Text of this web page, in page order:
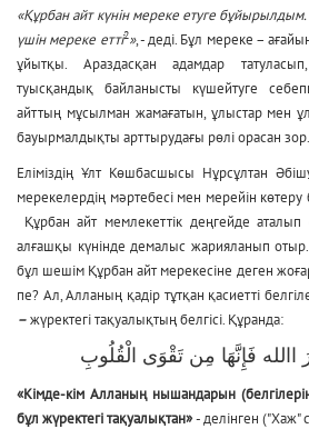
«Құрбан айт күнін мереке етуге
үшін мереке етті2», - деді. Бұл мереке –
ұйытқы. Араздасқан адамдар
туысқандық байланысты күшейтуге
айттың мұсылман жамағатын, ұлыстар мен
бауырмалдықты арттырудағы рөлі орасан зор.
Еліміздің Ұлт Көшбасшысы Нұрсұлтан
мерекелердің мәртебесі мен мерейін
Құрбан айт мемлекеттік деңгейде аталып
алғашқы күнінде демалыс жарияланып
бұл шешім Құрбан айт мерекесіне деген
пе? Ал, Алланың қадір тұтқан қасиетті
–жүректегі тақуалықтың белгісі. Құранда:
فَإِنَّهَا مِن تَقْوَى الْقُلُوبِ
«Кімде-кім Алланың нышандарын
бұл жүректегі тақуалықтан»- делінген ("Хаж"